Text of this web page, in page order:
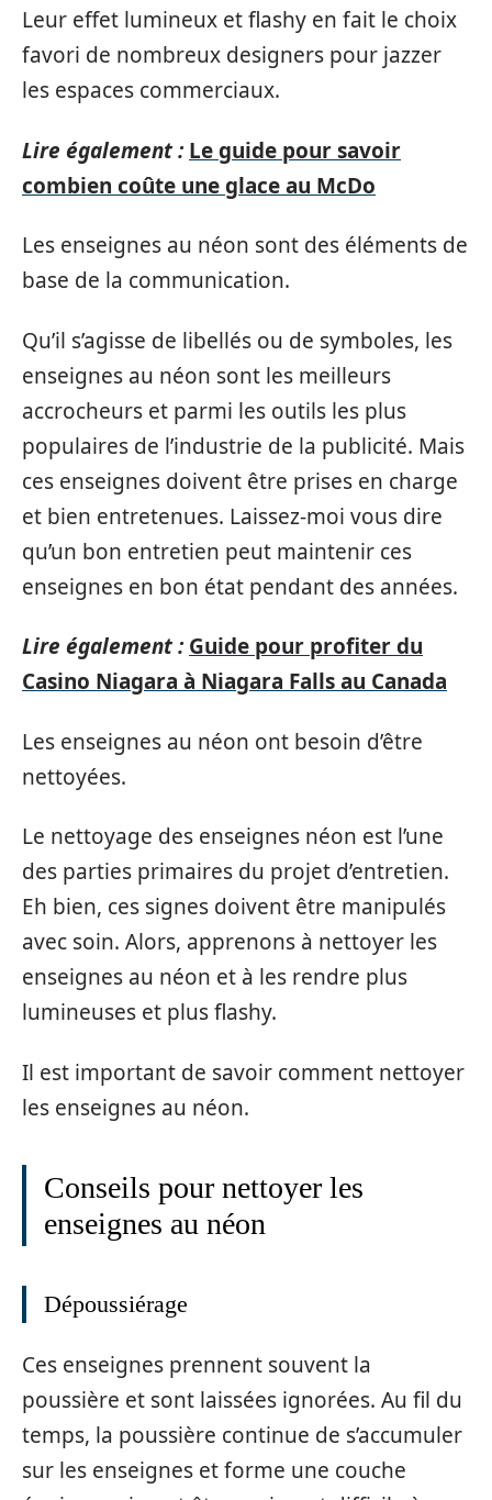
Leur effet lumineux et flashy en fait le choix
favori de nombreux designers pour jazzer
les espaces commerciaux.
Lire également : Le guide pour savoir
combien coûte une glace au McDo
Les enseignes au néon sont des éléments de
base de la communication.
Qu’il s’agisse de libellés ou de symboles, les
enseignes au néon sont les meilleurs
accrocheurs et parmi les outils les plus
populaires de l’industrie de la publicité. Mais
ces enseignes doivent être prises en charge
et bien entretenues. Laissez-moi vous dire
qu’un bon entretien peut maintenir ces
enseignes en bon état pendant des années.
Lire également : Guide pour profiter du
Casino Niagara à Niagara Falls au Canada
Les enseignes au néon ont besoin d’être
nettoyées.
Le nettoyage des enseignes néon est l’une
des parties primaires du projet d’entretien.
Eh bien, ces signes doivent être manipulés
avec soin. Alors, apprenons à nettoyer les
enseignes au néon et à les rendre plus
lumineuses et plus flashy.
Il est important de savoir comment nettoyer
les enseignes au néon.
Conseils pour nettoyer les
enseignes au néon
Dépoussiérage
Ces enseignes prennent souvent la
poussière et sont laissées ignorées. Au fil du
temps, la poussière continue de s’accumuler
sur les enseignes et forme une couche